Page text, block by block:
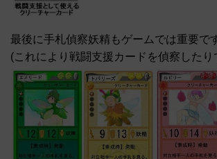
最後に手札偵察妖精もゲームでは重要で
(これにより戦闘支援カードを偵察したり